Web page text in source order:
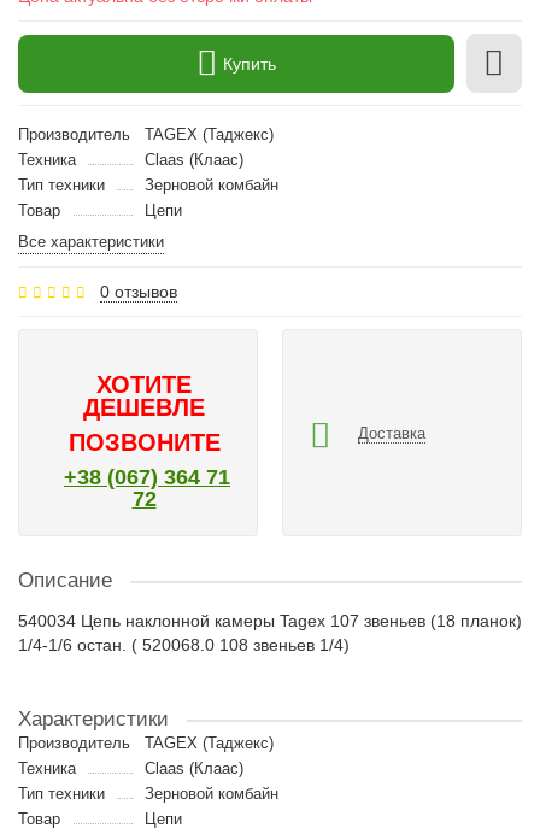
Купить
Производитель
TAGEX (Таджекс)
Техника
Claas (Клаас)
Тип техники
Зерновой комбайн
Товар
Цепи
Все характеристики
0 отзывов
ХОТИТЕ
ДЕШЕВЛЕ
ПОЗВОНИТЕ
+38 (067) 364 71
72
Доставка
Описание
540034 Цепь наклонной камеры Tagex 107 звеньев (18 планок)
1/4-1/6 остан. ( 520068.0 108 звеньев 1/4)
Характеристики
Производитель
TAGEX (Таджекс)
Техника
Claas (Клаас)
Тип техники
Зерновой комбайн
Товар
Цепи